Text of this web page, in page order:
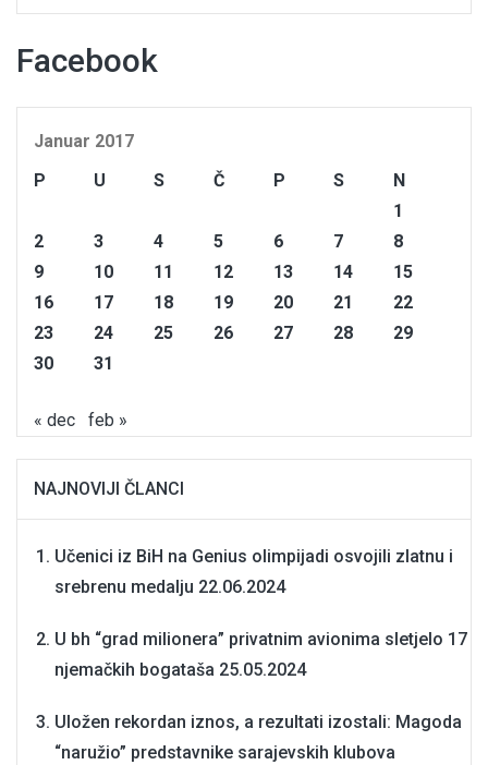
Facebook
Januar 2017
P
U S Č P S
N
1
2
3 4 5 6 7
8
9
10 11 12 13 14
15
16
17 18 19 20 21
22
23
24 25 26 27 28
29
30
31
« dec feb »
NAJNOVIJI ČLANCI
Učenici iz BiH na Genius olimpijadi osvojili zlatnu i
srebrenu medalju 22.06.2024
U bh “grad milionera” privatnim avionima sletjelo 17
njemačkih bogataša 25.05.2024
Uložen rekordan iznos, a rezultati izostali: Magoda
“naružio” predstavnike sarajevskih klubova